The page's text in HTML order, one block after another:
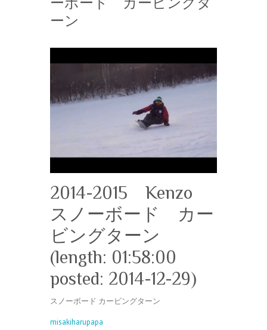
ーン
2014-2015 Kenzo
スノーボード カー
ビングターン
(length: 01:58:00
posted: 2014-12-29)
スノーボード カービングターン
misakiharupapa